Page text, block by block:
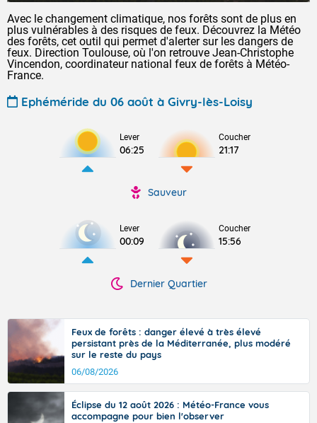
Avec le changement climatique, nos forêts sont de plus en
plus vulnérables à des risques de feux. Découvrez la Météo
des forêts, cet outil qui permet d'alerter sur les dangers de
feux. Direction Toulouse, où l'on retrouve Jean-Christophe
Vincendon, coordinateur national feux de forêts à Météo-
France.
Ephéméride du 06 août à Givry-lès-Loisy
Lever
06:25
Coucher
21:17
Sauveur
Lever
00:09
Coucher
15:56
Dernier Quartier
Feux de forêts : danger élevé à très élevé
persistant près de la Méditerranée, plus modéré
sur le reste du pays
06/08/2026
Éclipse du 12 août 2026 : Météo-France vous
accompagne pour bien l'observer